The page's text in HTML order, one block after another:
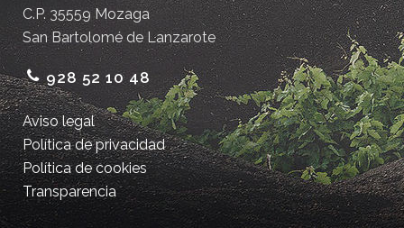
C.P. 35559 Mozaga
San Bartolomé de Lanzarote
928 52 10 48
Aviso legal
Política de privacidad
Política de cookies
Transparencia